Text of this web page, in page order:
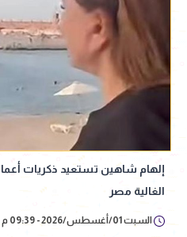
إلهام شاهين تستعيد ذكريات
الغالية مصر
السبت 01/أغسطس/2026 - 09:39 م